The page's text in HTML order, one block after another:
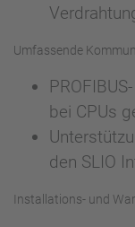
Umfassende
bei CPUs
den SLIO
Installations- und